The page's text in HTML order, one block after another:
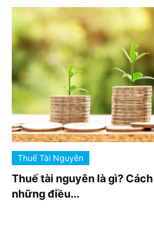
Thuế Tài Nguyên
Thuế tài nguyên là gì?
những điều...